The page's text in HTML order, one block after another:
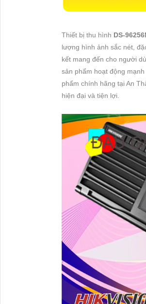
Thiết bị thu hình DS-
lượng hình ảnh sắc nét,
kết mang đến cho người
sản phẩm hoạt động
phẩm chính hãng tại An
hiện đại và tiện lợi.